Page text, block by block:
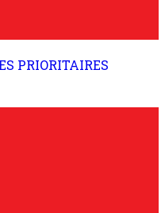
PRIORITAIRES